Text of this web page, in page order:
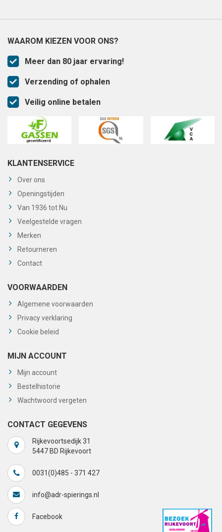
WAAROM KIEZEN VOOR ONS?
Meer dan 80 jaar ervaring!
Verzending of ophalen
Veilig online betalen
KLANTENSERVICE
Over ons
Openingstijden
Van 1936 tot Nu
Veelgestelde vragen
Merken
Retourneren
Contact
VOORWAARDEN
Algemene voorwaarden
Privacy verklaring
Cookie beleid
MIJN ACCOUNT
Mijn account
Bestelhistorie
Wachtwoord vergeten
CONTACT GEGEVENS
Rijkevoortsedijk 31
5447 BD Rijkevoort
0031(0)485 - 371 427
info@adr-spierings.nl
Facebook